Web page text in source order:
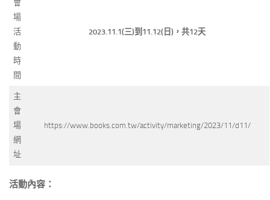
會
場
活
動
時
間
2023.11.1(三)到11.12(日)，共12天
主
會
場
網
址
https://www.books.com.tw/activity/marketing/2023/11/d11/
活動內容：